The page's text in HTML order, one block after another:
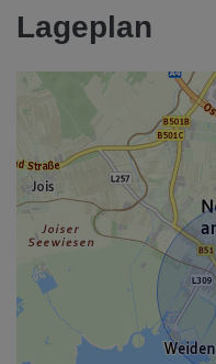
Lageplan